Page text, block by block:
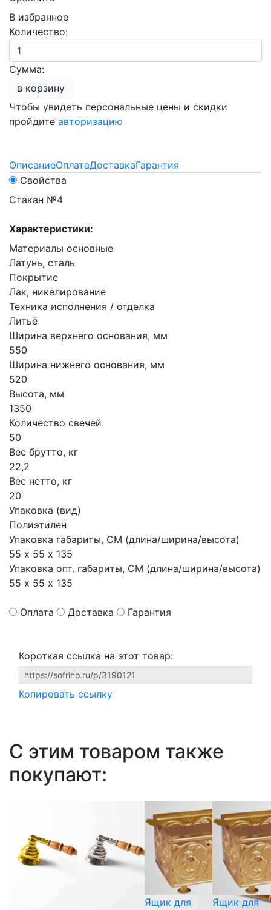
В избранное
Количество:
Сумма:
в корзину
Чтобы увидеть персональные цены и скидки
пройдите авторизацию
ОписаниеОплатаДоставкаГарантия
Свойства
Стакан №4
Характеристики:
Материалы основные
Латунь, сталь
Покрытие
Лак, никелирование
Техника исполнения / отделка
Литьё
Ширина верхнего основания, мм
550
Ширина нижнего основания, мм
520
Высота, мм
1350
Количество свечей
50
Вес брутто, кг
22,2
Вес нетто, кг
20
Упаковка (вид)
Полиэтилен
Упаковка габариты, СМ (длина/ширина/высота)
55 х 55 х 135
Упаковка опт. габариты, СМ (длина/ширина/высота)
55 х 55 х 135
Оплата Доставка Гарантия
Короткая ссылка на этот товар:
Копировать ссылку
С этим товаром также
покупают:
Ящик для
Ящик для